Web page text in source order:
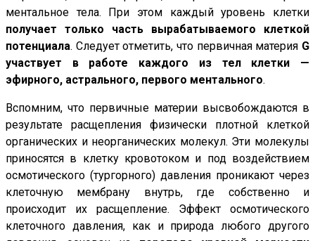
ментальное тела. При этом каждый уровень клетки
получает только часть вырабатываемого клеткой
потенциала. Следует отметить, что первичная материя G
участвует в работе каждого из тел клетки —
эфирного, астрального, первого ментального.
Вспомним, что первичные материи высвобождаются в
результате расщепления физически плотной клеткой
органических и неорганических молекул. Эти молекулы
приносятся в клетку кровотоком и под воздействием
осмотического (тургорного) давления проникают через
клеточную мембрану внутрь, где собственно и
происходит их расщепление. Эффект осмотического
клеточного давления, как и природа любого другого